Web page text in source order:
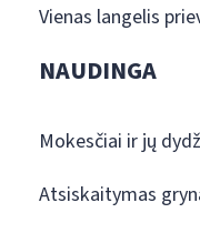
Vienas langelis
NAUDINGA
Mokesčiai ir jų
Atsiskaitymas